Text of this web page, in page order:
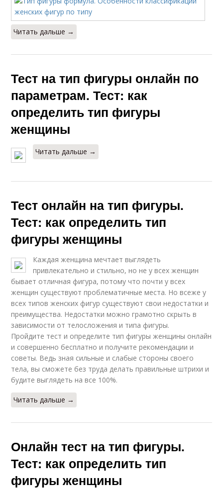
Читать дальше →
Тест на тип фигуры онлайн по
параметрам. Тест: как
определить тип фигуры
женщины
Читать дальше →
Тест онлайн на тип фигуры.
Тест: как определить тип
фигуры женщины
Каждая женщина мечтает выглядеть
привлекательно и стильно, но не у всех женщин
бывает отличная фигура, потому что почти у всех
женщин существуют проблематичные места. Но всеже у
всех типов женских фигур существуют свои недостатки и
преимущества. Недостатки можно грамотно скрыть в
зависимости от телосложения и типа фигуры.
Пройдите тест и определите тип фигуры женщины онлайн
и совершенно бесплатно и получите рекомендации и
советы. Ведь зная сильные и слабые стороны своего
тела, вы сможете без труда делать правильные штрихи и
будите выглядеть на все 100%.
Читать дальше →
Онлайн тест на тип фигуры.
Тест: как определить тип
фигуры женщины